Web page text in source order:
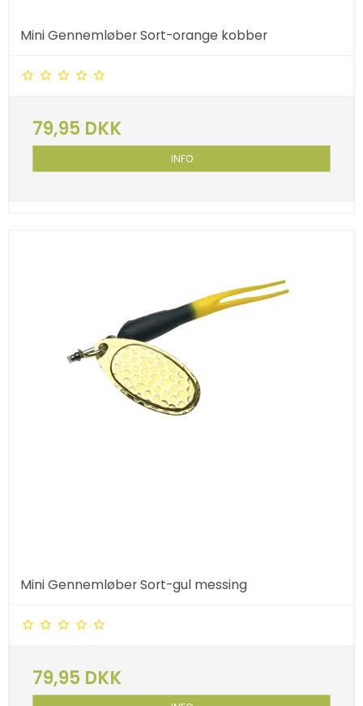
Mini Gennemløber Sort-orange kobber
79,95 DKK
INFO
Mini Gennemløber Sort-gul messing
79,95 DKK